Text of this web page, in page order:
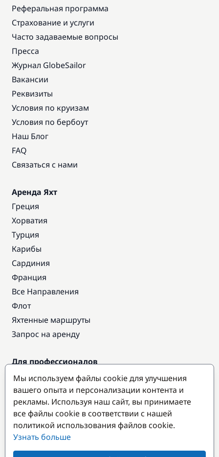
Реферальная программа
Страхование и услуги
Часто задаваемые вопросы
Пресса
Журнал GlobeSailor
Вакансии
Реквизиты
Условия по круизам
Условия по бербоут
Наш Блог
FAQ
Связаться с нами
Аренда Яхт
Греция
Хорватия
Турция
Карибы
Сардиния
Франция
Все Направления
Флот
Яхтенные маршруты
Запрос на аренду
Для профессионалов
Доступ про
Стать партнером
Популярные направления
Мы используем файлы cookie для улучшения
вашего опыта и персонализации контента и
рекламы. Используя наш сайт, вы принимаете
все файлы cookie в соответствии с нашей
политикой использования файлов cookie.
Узнать больше